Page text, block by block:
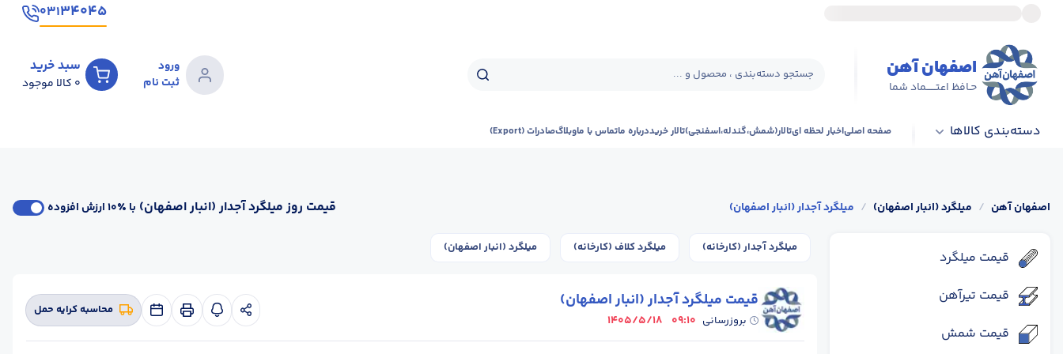
۳۴۰۴۵۰۳۱
اصفهان آهن
حـافظ اعتــــــماد شما
جستجو دسته‌بندی ، محصول و ...
ورود
ثبت نام
سبد خرید
0 کالا موجود
دسته‌بندی کالاها صفحه اصلیاخبار لحظه ایتالار(شمش،گندله،اسفنجی)تالار خریددرباره ماتماس با ماوبلاگصادرات (Export)
اصفهان آهن / میلگرد (انبار اصفهان) / میلگرد آجدار (انبار اصفهان) قیمت روز میلگرد آجدار (انبار اصفهان) با ٪۱۰ ارزش افزوده
قیمت میلگرد
قیمت تیرآهن
قیمت شمش
میلگرد آجدار (کارخانه) میلگرد کلاف (کارخانه) میلگرد (انبار اصفهان)
قیمت میلگرد آجدار (انبار اصفهان)
بروزرسانی 09:10
1405/5/18
محاسبه کرایه حمل